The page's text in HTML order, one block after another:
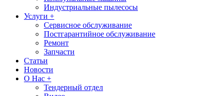
Индустриальные пылесосы
Услуги +
Сервисное обслуживание
Постгарантийное обслуживание
Ремонт
Запчасти
Статьи
Новости
О Нас +
Тендерный отдел